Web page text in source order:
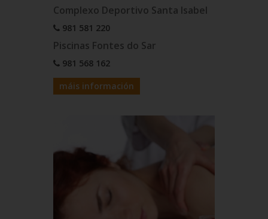
Complexo Deportivo Santa Isabel
981 581 220
Piscinas Fontes do Sar
981 568 162
máis información